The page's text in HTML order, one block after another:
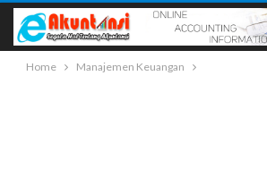
Home Manajemen Keuangan